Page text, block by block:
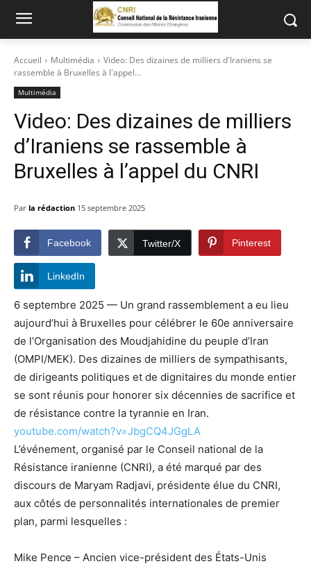
Accueil Multimédia
Video: Des dizaines de milliers d'Iraniens se
rassemble à Bruxelles à l'appel...
Multimédia
Video: Des dizaines de milliers
d’Iraniens se rassemble à
Bruxelles à l’appel du CNRI
Par la rédaction 15 septembre 2025
Facebook Twitter/X Pinterest
LinkedIn
6 septembre 2025 — Un grand rassemblement a eu lieu
aujourd’hui à Bruxelles pour célébrer le 60e anniversaire
de l’Organisation des Moudjahidine du peuple d’Iran
(OMPI/MEK). Des dizaines de milliers de sympathisants,
de dirigeants politiques et de dignitaires du monde entier
se sont réunis pour honorer six décennies de sacrifice et
de résistance contre la tyrannie en Iran.
youtube.com/watch?v=JbgCQ4JGgLA
L’événement, organisé par le Conseil national de la
Résistance iranienne (CNRI), a été marqué par des
discours de Maryam Radjavi, présidente élue du CNRI,
aux côtés de personnalités internationales de premier
plan, parmi lesquelles :
Mike Pence – Ancien vice-président des États-Unis